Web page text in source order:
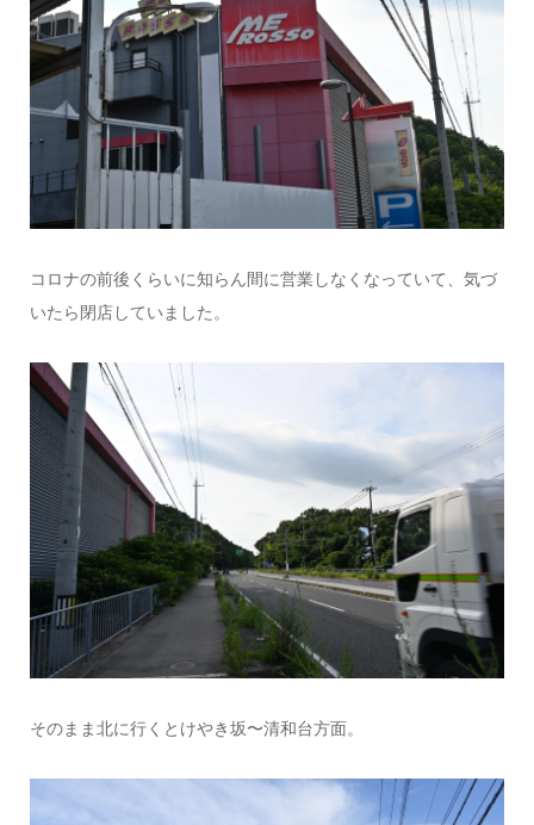
コロナの前後くらいに知らん間に営業しなくなっていて、気づ
いたら閉店していました。
そのまま北に行くとけやき坂〜清和台方面。